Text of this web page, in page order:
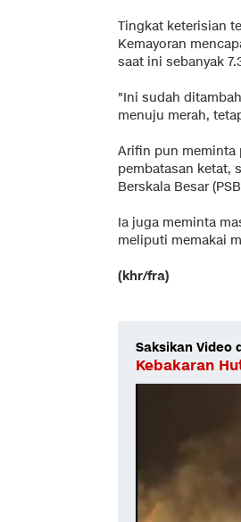
Tingkat keterisian
Kemayoran
saat ini sebanyak
"Ini sudah
menuju merah,
Arifin pun meminta
pembatasan ketat,
Berskala Besar
Ia juga meminta
meliputi memakai
(khr/fra)
Saksikan Video
Kebakaran